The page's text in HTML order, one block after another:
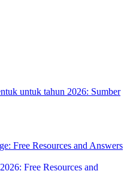
untuk tahun 2026: Sumber
Free Resources and Answers
Free Resources and